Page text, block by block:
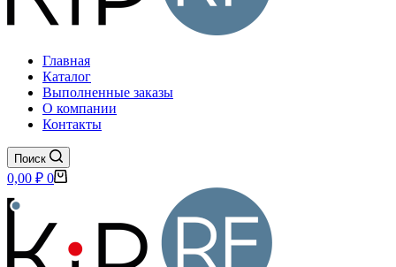
Главная
Каталог
Выполненные заказы
О компании
Контакты
Поиск
Корзина
0,00 ₽ 0